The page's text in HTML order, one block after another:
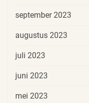
september 2023
augustus 2023
juli 2023
juni 2023
mei 2023